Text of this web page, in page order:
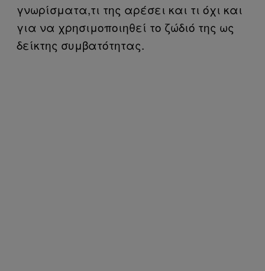
γνωρίσματα,τι της αρέσει και τι όχι και
για να χρησιμοποιηθεί το ζώδιό της ως
δείκτης συμβατότητας.